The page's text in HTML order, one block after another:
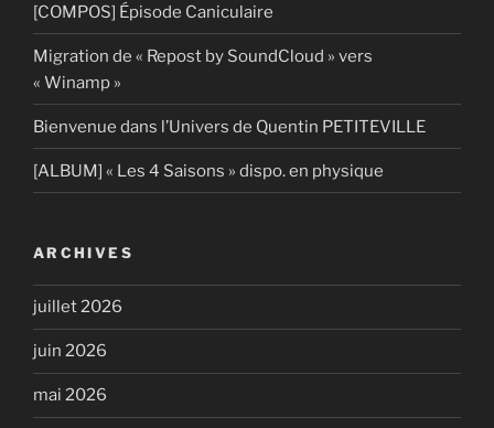
[COMPOS] Épisode Caniculaire
Migration de « Repost by SoundCloud » vers
« Winamp »
Bienvenue dans l’Univers de Quentin PETITEVILLE
[ALBUM] « Les 4 Saisons » dispo. en physique
ARCHIVES
juillet 2026
juin 2026
mai 2026